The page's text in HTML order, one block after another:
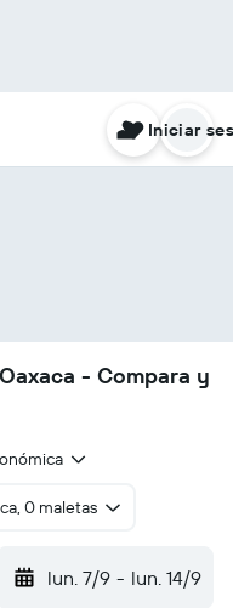
Iniciar
- Compara y
0 maletas
lun. 7/9 - lun. 14/9